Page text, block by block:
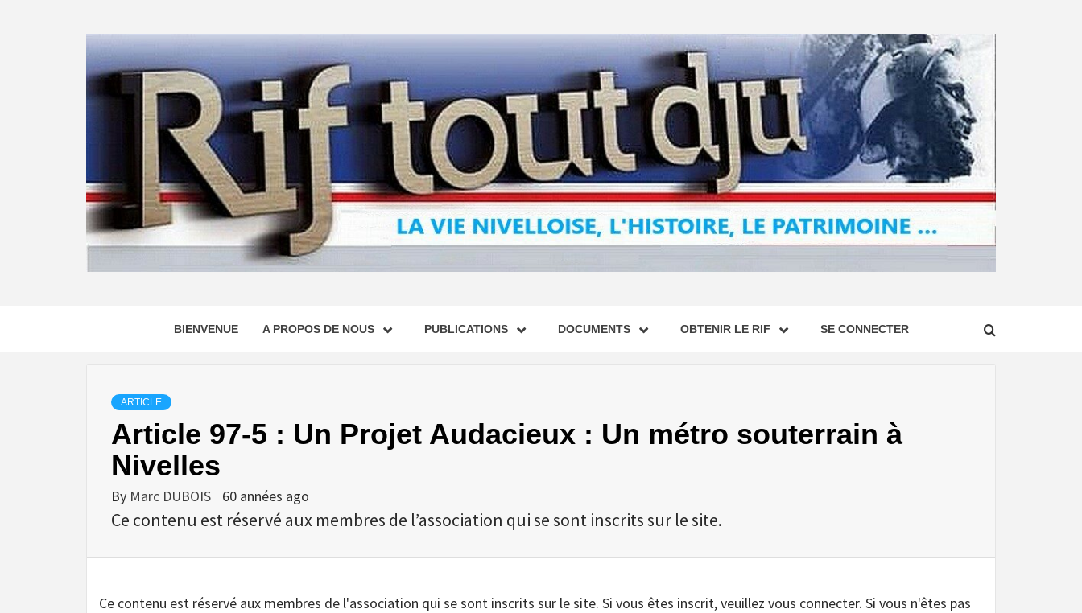
BIENVENUE A PROPOS DE NOUS PUBLICATIONS DOCUMENTS OBTENIR LE RIF SE CONNECTER
ARTICLE
Article 97-5 : Un Projet Audacieux : Un métro souterrain à
Nivelles
By Marc DUBOIS 60 années ago
Ce contenu est réservé aux membres de l’association qui se sont inscrits sur le site.
Ce contenu est réservé aux membres de l'association qui se sont inscrits sur le site. Si vous êtes inscrit, veuillez vous connecter. Si vous n'êtes pas